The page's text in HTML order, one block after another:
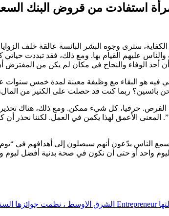
سترى وجوه البشر البائسة عالقة خلف
أجد الوفاء والنجاح في مكان لم يكن من
هو البقاء مع وظيفة معينة لمدة خمس سنوات على
بائسين؟ ربما كنت قد حصلت على الكثير من المال،
حرفيا، كل شيء ممكن. ومع ذلك، هناك
المعنى الأعمق لهذا يكمن في العمل. لكننا
أسمع الناس يدّعون أنهم سيصلون إلى أهدافهم في
ليوم واحد أو حتى أن نكون في صحة بدنية أفضل ليوم